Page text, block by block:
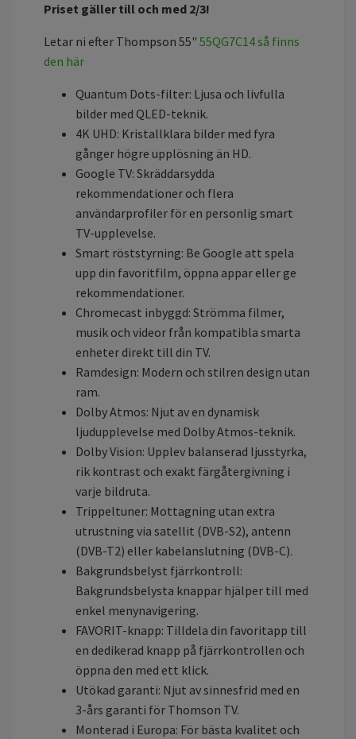
Priset gäller till och med 2/3!
Letar ni efter Thompson 55" 55QG7C14 så finns
den här
Quantum Dots-filter: Ljusa och livfulla
bilder med QLED-teknik.
4K UHD: Kristallklara bilder med fyra
gånger högre upplösning än HD.
Google TV: Skräddarsydda
rekommendationer och flera
användarprofiler för en personlig smart
TV-upplevelse.
Smart röststyrning: Be Google att spela
upp din favoritfilm, öppna appar eller ge
rekommendationer.
Chromecast inbyggd: Strömma filmer,
musik och videor från kompatibla smarta
enheter direkt till din TV.
Ramdesign: Modern och stilren design utan
ram.
Dolby Atmos: Njut av en dynamisk
ljudupplevelse med Dolby Atmos-teknik.
Dolby Vision: Upplev balanserad ljusstyrka,
rik kontrast och exakt färgåtergivning i
varje bildruta.
Trippeltuner: Mottagning utan extra
utrustning via satellit (DVB-S2), antenn
(DVB-T2) eller kabelanslutning (DVB-C).
Bakgrundsbelyst fjärrkontroll:
Bakgrundsbelysta knappar hjälper till med
enkel menynavigering.
FAVORIT-knapp: Tilldela din favoritapp till
en dedikerad knapp på fjärrkontrollen och
öppna den med ett klick.
Utökad garanti: Njut av sinnesfrid med en
3-års garanti för Thomson TV.
Monterad i Europa: För bästa kvalitet och